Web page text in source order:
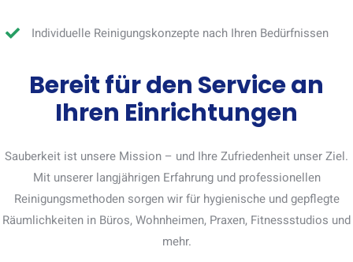
Individuelle Reinigungskonzepte nach Ihren Bedürfnissen
Bereit für den Service an
Ihren Einrichtungen
Sauberkeit ist unsere Mission – und Ihre Zufriedenheit unser Ziel.
Mit unserer langjährigen Erfahrung und professionellen
Reinigungsmethoden sorgen wir für hygienische und gepflegte
Räumlichkeiten in Büros, Wohnheimen, Praxen, Fitnessstudios und
mehr.